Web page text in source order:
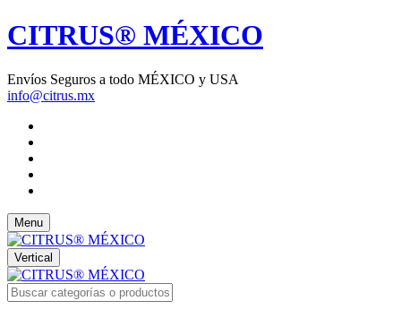
CITRUS® MÉXICO
Envíos Seguros a todo MÉXICO y USA
info@citrus.mx
Menu
Vertical